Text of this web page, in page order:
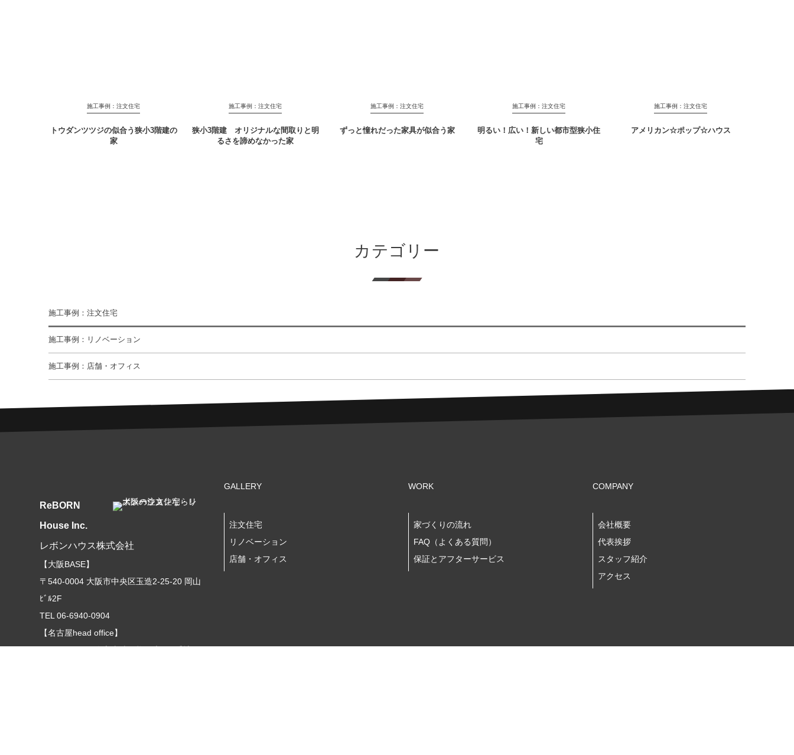
施工事例：注文住宅
トウダンツツジの似合う狭小3階建の
家
施工事例：注文住宅
狭小3階建 オリジナルな間取りと明
るさを諦めなかった家
施工事例：注文住宅
ずっと憧れだった家具が似合う家
施工事例：注文住宅
明るい！広い！新しい都市型狭小住
宅
施工事例：注文住宅
アメリカン☆ポップ☆ハウス
カテゴリー
施工事例：注文住宅
施工事例：リノベーション
施工事例：店舗・オフィス
ReBORN
House Inc.
レボンハウス株式会社
【大阪BASE】
〒540-0004 大阪市中央区玉造2-25-20 岡山
ﾋﾞﾙ2F
TEL 06-6940-0904
【名古屋head office】
GALLERY
注文住宅
リノベーション
店舗・オフィス
WORK
家づくりの流れ
FAQ（よくある質問）
保証とアフターサービス
COMPANY
会社概要
代表挨拶
スタッフ紹介
アクセス